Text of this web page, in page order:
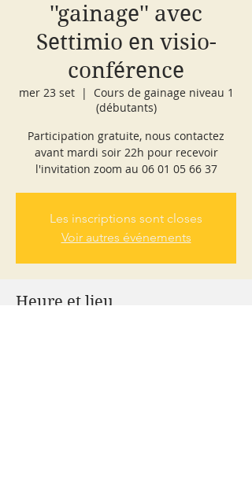
''gainage'' avec
Settimio en visio-
conférence
mer 23 set
  |
Cours de gainage niveau 1
(débutants)
Participation gratuite, nous contactez
avant mardi soir 22h pour recevoir
l'invitation zoom au 06 01 05 66 37
Les inscriptions sont closes
Voir autres événements
Heure et lieu